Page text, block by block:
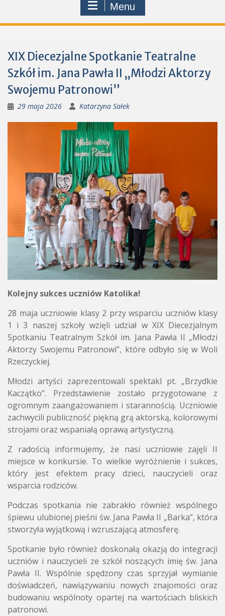
Menu
XIX Diecezjalne Spotkanie Teatralne
Szkół im. Jana Pawła II „Młodzi Aktorzy
Swojemu Patronowi”
29 maja 2026 Katarzyna Sałek
Kolejny sukces uczniów Katolika!
28 maja uczniowie klasy 2 przy wsparciu uczniów klasy
1 i 3 naszej szkoły wzięli udział w XIX Diecezjalnym
Spotkaniu Teatralnym Szkół im. Jana Pawła II „Młodzi
Aktorzy Swojemu Patronowi”, które odbyło się w Woli
Rzeczyckiej.
Młodzi artyści zaprezentowali spektakl pt. „Brzydkie
Kaczątko”. Przedstawienie zostało przygotowane z
ogromnym zaangażowaniem i starannością. Uczniowie
zachwycili publiczność piękną grą aktorską, kolorowymi
strojami oraz wspaniałą oprawą artystyczną.
Z radością informujemy, że nasi uczniowie zajęli II
miejsce w konkursie. To wielkie wyróżnienie i sukces,
który jest efektem pracy dzieci, nauczycieli oraz
wsparcia rodziców.
Podczas spotkania nie zabrakło również wspólnego
śpiewu ulubionej pieśni św. Jana Pawła II „Barka”, która
stworzyła wyjątkową i wzruszającą atmosferę.
Spotkanie było również doskonałą okazją do integracji
uczniów i nauczycieli ze szkół noszących imię św. Jana
Pawła II. Wspólnie spędzony czas sprzyjał wymianie
doświadczeń, nawiązywaniu nowych znajomości oraz
budowaniu wspólnoty opartej na wartościach bliskich
patronowi.